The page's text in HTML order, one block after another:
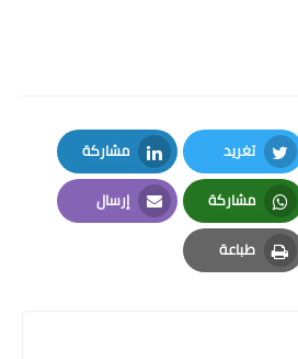
تغريد
Twitter
مشاركة
LinkedIn
مشاركة
Whatsapp
إرسال
Email
طباعة
Print